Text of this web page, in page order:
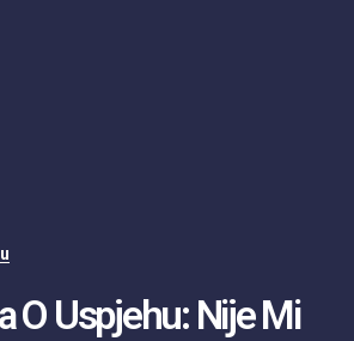
O Uspjehu: Nije Mi